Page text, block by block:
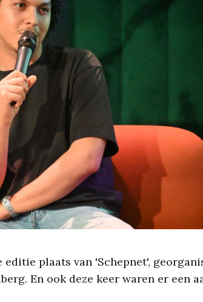
plaats van 'Schepnet',
En ook deze keer waren er een